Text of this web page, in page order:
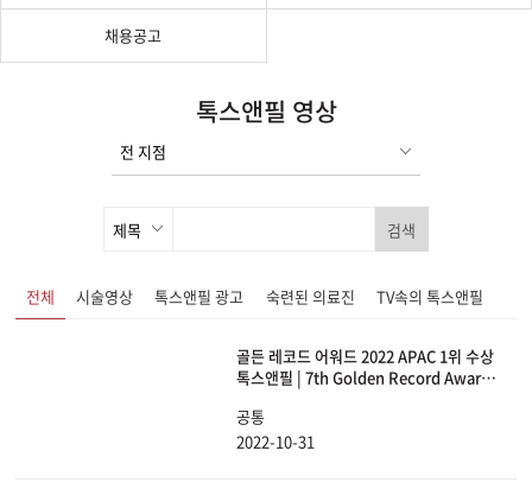
채용공고
톡스앤필 영상
검색
전체 시술영상 톡스앤필 광고 숙련된 의료진 TV속의 톡스앤필
골든 레코드 어워드 2022 APAC 1위 수상
톡스앤필 | 7th Golden Record Award
APAC 1st
공통
2022-10-31